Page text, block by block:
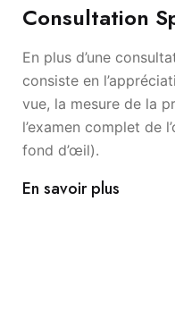
Consultation
En plus d’une
consiste en
vue, la mesure de la
l’examen complet de
fond d’œil).
En savoir plus